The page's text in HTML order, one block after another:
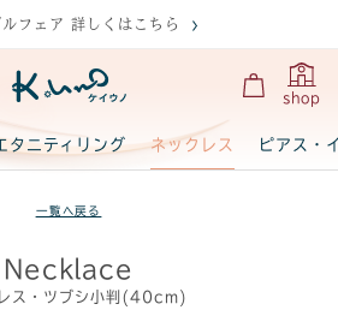
フェア 詳しくはこちら
shop
タニティリング ネックレス ピアス・
一覧へ戻る
Necklace
ス・ツブシ小判(40cm)